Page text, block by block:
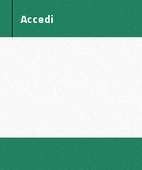
Accedi